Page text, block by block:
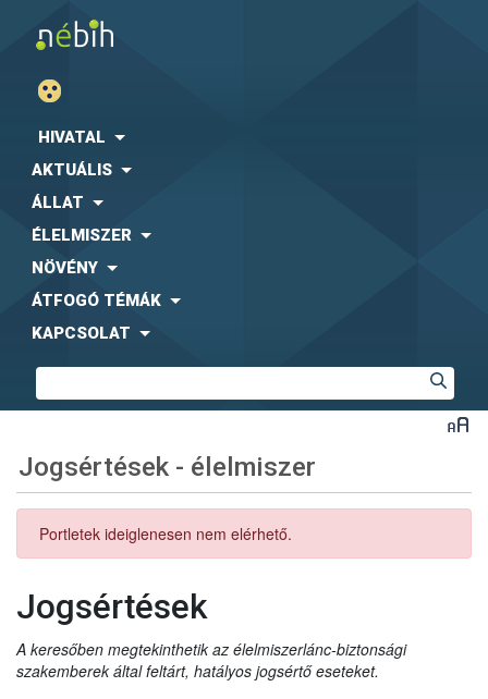
HIVATAL
AKTUÁLIS
ÁLLAT
ÉLELMISZER
NÖVÉNY
ÁTFOGÓ TÉMÁK
KAPCSOLAT
Jogsértések - élelmiszer
Portletek ideiglenesen nem elérhető.
Jogsértések
A keresőben megtekinthetik az élelmiszerlánc-biztonsági
szakemberek által feltárt, hatályos jogsértő eseteket.